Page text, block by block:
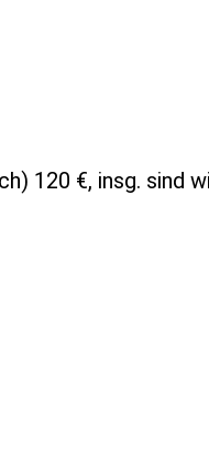
120 €, insg. sind